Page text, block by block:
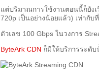
แต่ปริมาณการใช้งานตอนนี้ก็ยัง
720p เป็นอย่างน้อยแล้ว) เท่ากับ
ตัวเลข 100 Gbps ในวงการ
ByteArk CDN ก็มีให้บริการระดั